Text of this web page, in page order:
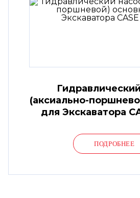
(аксиально-
для Экскаватора
ПОДРОБНЕЕ